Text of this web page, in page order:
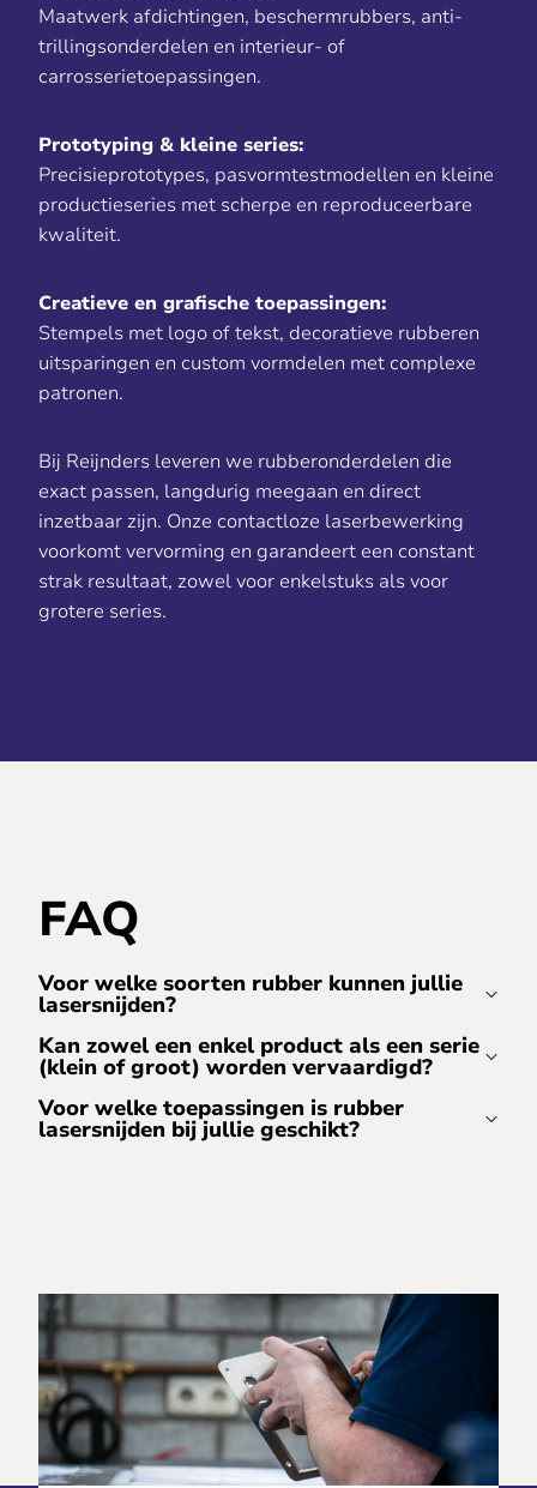
Maatwerk afdichtingen, beschermrubbers, anti-
trillingsonderdelen en interieur- of
carrosserietoepassingen.
Prototyping & kleine series:
Precisieprototypes, pasvormtestmodellen en kleine
productieseries met scherpe en reproduceerbare
kwaliteit.
Creatieve en grafische toepassingen:
Stempels met logo of tekst, decoratieve rubberen
uitsparingen en custom vormdelen met complexe
patronen.
Bij Reijnders leveren we rubberonderdelen die
exact passen, langdurig meegaan en direct
inzetbaar zijn. Onze contactloze laserbewerking
voorkomt vervorming en garandeert een constant
strak resultaat, zowel voor enkelstuks als voor
grotere series.
FAQ
Voor welke soorten rubber kunnen jullie
lasersnijden?
Kan zowel een enkel product als een serie
(klein of groot) worden vervaardigd?
Voor welke toepassingen is rubber
lasersnijden bij jullie geschikt?